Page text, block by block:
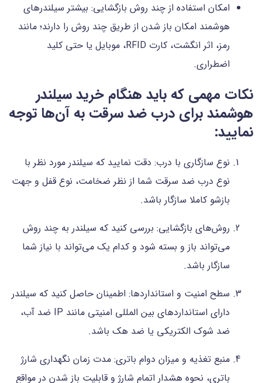
امکان استفاده از چند روش بازگشایی: بیشتر سیلندرهای
هوشمند امکان باز شدن از طریق چند روش را دارند؛ مانند
رمز، اثر انگشت، کارت RFID، موبایل یا حتی کلید
اضطراری.
نکات مهمی که باید هنگام خرید سیلندر
هوشمند برای درب ضد سرقت به آن‌ها توجه
نمایید:
نوع سازگاری با درب: دقت نمایید که سیلندر مورد نظر با
نوع درب ضد سرقت شما از نظر ضخامت، نوع قفل و جهت
بازشو کاملا سازگار باشد.
روش‌های بازگشایی: بررسی کنید که سیلندر به چند روش
می‌تواند باز و بسته شود و کدام یک می‌تواند با نیاز شما
سازگار باشد.
سطح امنیت و استانداردها: اطمینان حاصل کنید که سیلندر
دارای استانداردهای بین المللی امنیتی مانند IP ضد آب،
ضد شوک الکتریکی یا ضد هک باشد.
منبع تغذیه و میزان دوام باتری: مدت زمان نگهداری شارژ
باتری، نحوه هشدار اتمام شارژ و قابلیت باز شدن در مواقع